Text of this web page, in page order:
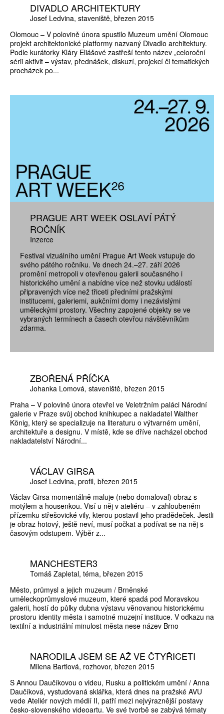
DIVADLO ARCHITEKTURY
Josef Ledvina staveniště březen 2015
Olomouc – V polovině února spustilo Muzeum umění Olomouc
projekt architektonické platformy nazvaný Divadlo architektury.
Podle kurátorky Kláry Eliášové zastřeší tento název „celoroční
sérii aktivit – výstav, přednášek, diskuzí, projekcí či tematických
procházek po...
PRAGUE ART WEEK OSLAVÍ PÁTÝ
ROČNÍK
Inzerce
Festival vizuálního umění Prague Art Week vstupuje do
svého pátého ročníku. Ve dnech 24.–27. září 2026
promění metropoli v otevřenou galerii současného i
historického umění a nabídne více než stovku událostí
připravených více než třiceti předními pražskými
institucemi, galeriemi, aukčními domy i nezávislými
uměleckými prostory. Všechny zapojené objekty se ve
vybraných termínech a časech otevřou návštěvníkům
zdarma.
ZBOŘENÁ PŘÍČKA
Johanka Lomová staveniště březen 2015
Praha – V polovině února otevřel ve Veletržním paláci Národní
galerie v Praze svůj obchod knihkupec a nakladatel Walther
König, který se specializuje na literaturu o výtvarném umění,
architektuře a designu. V místě, kde se dříve nacházel obchod
nakladatelství Národní...
VÁCLAV GIRSA
Josef Ledvina profil březen 2015
Václav Girsa momentálně maluje (nebo domaloval) obraz s
motýlem a housenkou. Visí u něj v ateliéru – v zahloubeném
přízemku střešovické vily, kterou postavil jeho pradědeček. Jestli
je obraz hotový, ještě neví, musí počkat a podívat se na něj s
časovým odstupem. Výběr z...
MANCHESTER3
Tomáš Zapletal téma březen 2015
Město, průmysl a jejich muzeum / Brněnské
uměleckoprůmyslové muzeum, které spadá pod Moravskou
galerii, hostí do půlky dubna výstavu věnovanou historickému
prostoru identity města i samotné muzejní instituce. V odkazu na
textilní a industriální minulost města nese název Brno
NARODILA JSEM SE AŽ VE ČTYŘICETI
Milena Bartlová rozhovor březen 2015
S Annou Daučíkovou o videu, Rusku a politickém umění / Anna
Daučíková, vystudovaná sklářka, která dnes na pražské AVU
vede Ateliér nových médií II, patří mezi nejvýraznější postavy
česko-slovenského videoartu. Ve své tvorbě se zabývá tématy